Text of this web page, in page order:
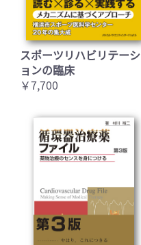
スポーツリハビリテーシ
ョンの臨床
￥7,700